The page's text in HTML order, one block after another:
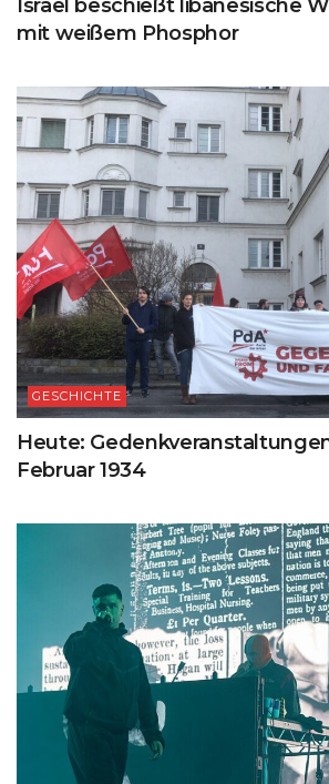
Israel beschießt libanesische
mit weißem Phosphor
GESCHICHTE
Heute:
Februar 1934